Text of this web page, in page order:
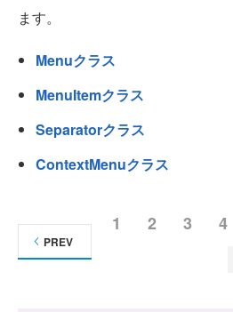
ます。
Menuクラス
MenuItemクラス
Separatorクラス
ContextMenuクラス
1 2 3 4
PREV